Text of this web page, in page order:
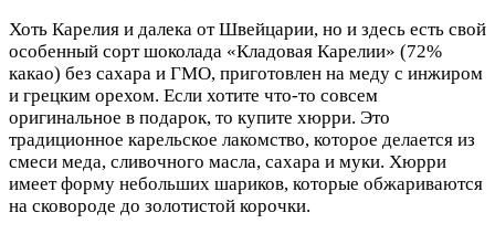
Хоть Карелия и далека от Швейцарии, но и здесь есть свой
особенный сорт шоколада «Кладовая Карелии» (72%
какао) без сахара и ГМО, приготовлен на меду с инжиром
и грецким орехом. Если хотите что-то совсем
оригинальное в подарок, то купите хюрри. Это
традиционное карельское лакомство, которое делается из
смеси меда, сливочного масла, сахара и муки. Хюрри
имеет форму небольших шариков, которые обжариваются
на сковороде до золотистой корочки.